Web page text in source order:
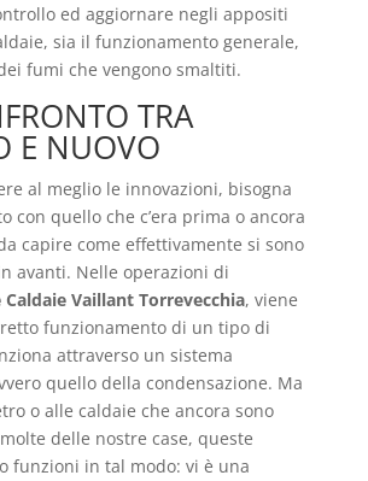
ed aggiornare negli appositi
sia il funzionamento generale,
fumi che vengono smaltiti.
TRA
E NUOVO
al meglio le innovazioni, bisogna
con quello che c’era prima o ancora
capire come effettivamente si sono
avanti. Nelle operazioni di
Vaillant Torrevecchia, viene
funzionamento di un tipo di
attraverso un sistema
quello della condensazione. Ma
o alle caldaie che ancora sono
delle nostre case, queste
funzioni in tal modo: vi è una